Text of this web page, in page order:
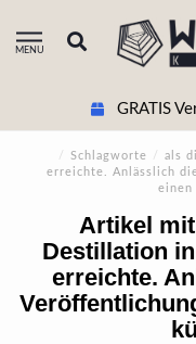
MENU
GRATIS
/ Schlagworte /
als
erreichte. Anlässlich
einen
Artikel
Destillation
erreichte.